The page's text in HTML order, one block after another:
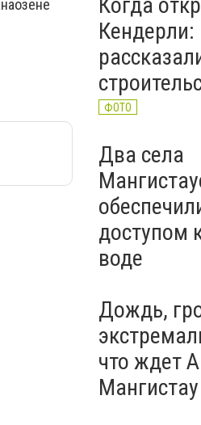
Кендерли:
ФОТО
Два села
доступом
воде
Дождь,
что ждет